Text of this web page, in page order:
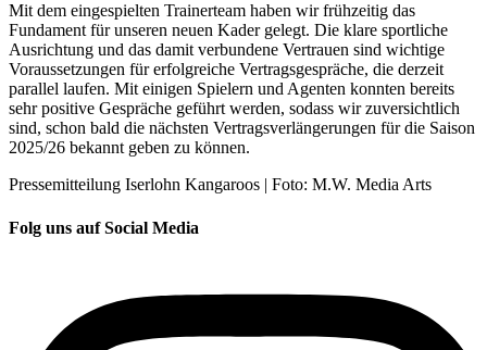
Mit dem eingespielten Trainerteam haben wir frühzeitig das
Fundament für unseren neuen Kader gelegt. Die klare sportliche
Ausrichtung und das damit verbundene Vertrauen sind wichtige
Voraussetzungen für erfolgreiche Vertragsgespräche, die derzeit
parallel laufen. Mit einigen Spielern und Agenten konnten bereits
sehr positive Gespräche geführt werden, sodass wir zuversichtlich
sind, schon bald die nächsten Vertragsverlängerungen für die Saison
2025/26 bekannt geben zu können.
Pressemitteilung Iserlohn Kangaroos | Foto: M.W. Media Arts
Folg uns auf Social Media